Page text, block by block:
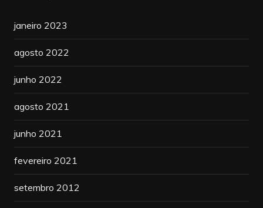
janeiro 2023
agosto 2022
junho 2022
agosto 2021
junho 2021
fevereiro 2021
setembro 2012